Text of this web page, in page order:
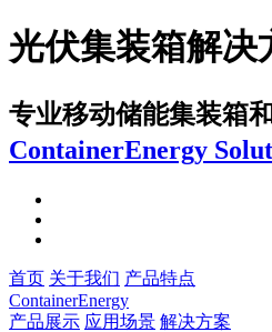
光伏集装箱解决
专业移动储能集装箱
ContainerEnergy
首页 关于我们 产品特点
ContainerEnergy
产品展示 应用场景 解决方案